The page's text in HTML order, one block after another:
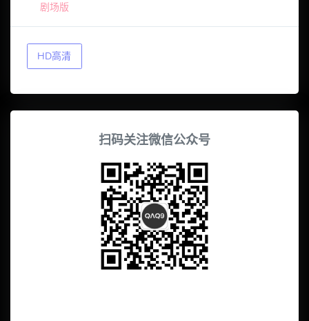
剧场版
HD高清
扫码关注微信公众号